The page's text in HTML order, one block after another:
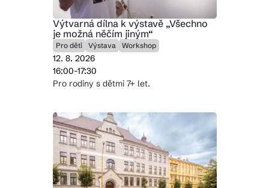
Výtvarná dílna k výstavě „Všechno
je možná něčím jiným“
Pro děti Výstava Workshop
12. 8. 2026
16:00-17:30
Pro rodiny s dětmi 7+ let.